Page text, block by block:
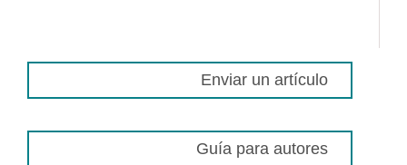
Enviar un artículo
Guía para autores